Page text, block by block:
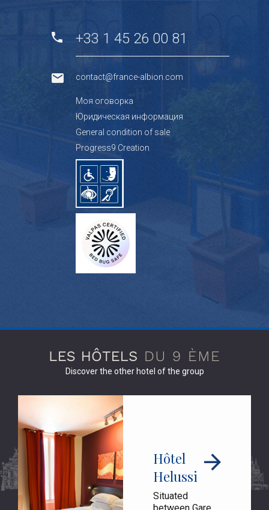
+33 1 45 26 00 81
contact@france-albion.com
Mоя оговорка
Юридическая информация
General condition of sale
Progress9 Creation
Discover the other hotel of the group
Hôtel
Helussi
Situated